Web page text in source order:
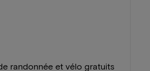
randonnée et vélo gratuits